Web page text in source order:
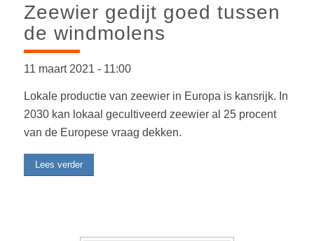
Zeewier gedijt goed tussen
de windmolens
11 maart 2021 -11:00
Lokale productie van zeewier in Europa is kansrijk. In
2030 kan lokaal gecultiveerd zeewier al 25 procent
van de Europese vraag dekken.
Lees verder